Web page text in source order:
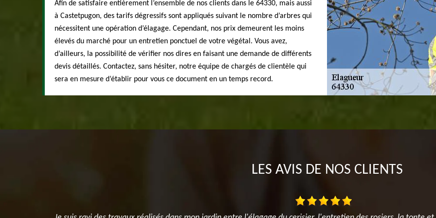
Afin de satisfaire entièrement l’ensemble de nos clients dans le 64330, mais aussi
à Castetpugon, des tarifs dégressifs sont appliqués suivant le nombre d’arbres qui
nécessitent une opération d’élagage. Cependant, nos prix demeurent les moins
élevés du marché pour un entretien ponctuel de votre végétal. Vous avez,
d’ailleurs, la possibilité de vérifier nos dires en faisant une demande de différents
devis détaillés. Contactez, sans hésiter, notre équipe de chargés de clientèle qui
sera en mesure d’établir pour vous ce document en un temps record.
LES AVIS DE NOS CLIENTS